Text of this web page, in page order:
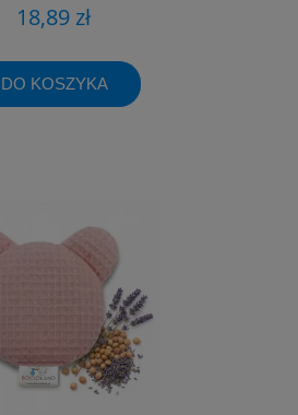
18,89 zł
DO KOSZYKA